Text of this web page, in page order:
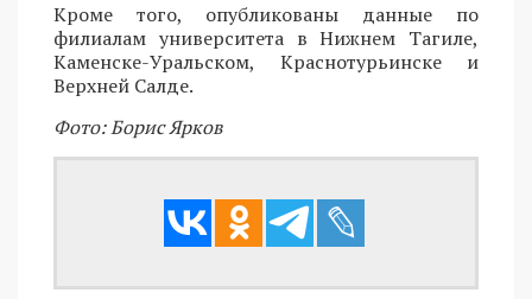
Кроме того, опубликованы данные по
филиалам университета в Нижнем Тагиле,
Каменске-Уральском, Краснотурьинске и
Верхней Салде.
Фото: Борис Ярков